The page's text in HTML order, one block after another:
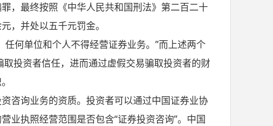
，最终按照《中华人民共和国刑法》第二百二十
，并处以五千元罚金。
何单位和个人不得经营证券业务。”而上述两个
投资者信任，进而通过虚假交易骗取投资者的财
咨询业务的资质。投资者可以通过中国证券业协
业执照经营范围是否包含“证券投资咨询”。中国